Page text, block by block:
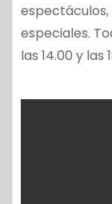
especiales.
las 14.00 y las